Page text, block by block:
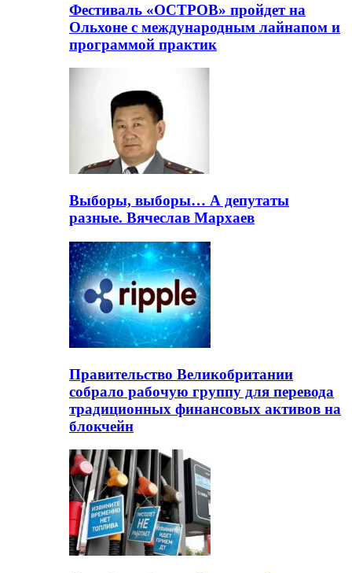
Фестиваль «ОСТРОВ» пройдет на
Ольхоне с международным лайнапом и
программой практик
Выборы, выборы… А депутаты
разные. Вячеслав Мархаев
Правительство Великобритании
собрало рабочую группу для перевода
традиционных финансовых активов на
блокчейн